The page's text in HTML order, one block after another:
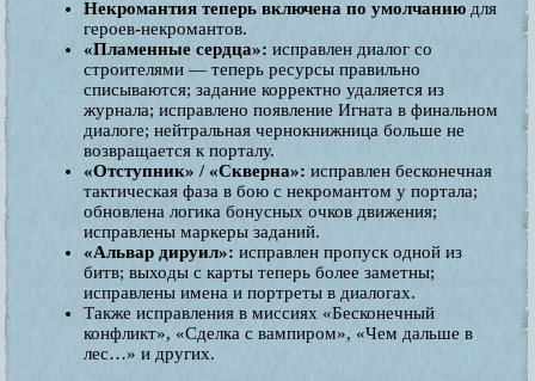
Некромантия теперь включена по умолчанию для
героев-некромантов.
«Пламенные сердца»: исправлен диалог со
строителями — теперь ресурсы правильно
списываются; задание корректно удаляется из
журнала; исправлено появление Игната в финальном
диалоге; нейтральная чернокнижница больше не
возвращается к порталу.
«Отступник» / «Скверна»: исправлен бесконечная
тактическая фаза в бою с некромантом у портала;
обновлена логика бонусных очков движения;
исправлены маркеры заданий.
«Альвар дируил»: исправлен пропуск одной из
битв; выходы с карты теперь более заметны;
исправлены имена и портреты в диалогах.
Также исправления в миссиях «Бесконечный
конфликт», «Сделка с вампиром», «Чем дальше в
лес…» и других.